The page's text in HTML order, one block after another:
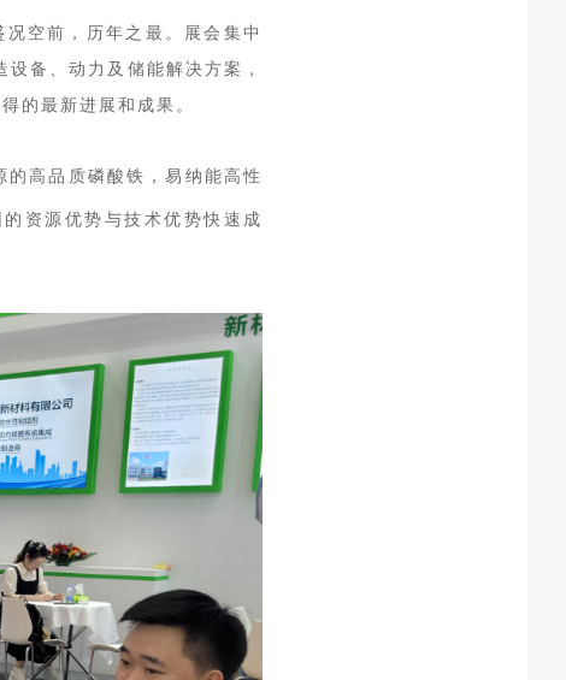
空前，历年之最。展会集中
备、动力及储能解决方案，
的最新进展和成果。
高品质磷酸铁，易纳能高性
资源优势与技术优势快速成